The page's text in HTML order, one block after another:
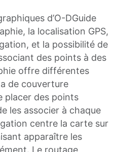
d’O-DGuide
la localisation GPS,
et la possibilité de
des points à des
offre différentes
de couverture
placer des points
les associer à chaque
centre la carte sur
apparaître les
Le routage